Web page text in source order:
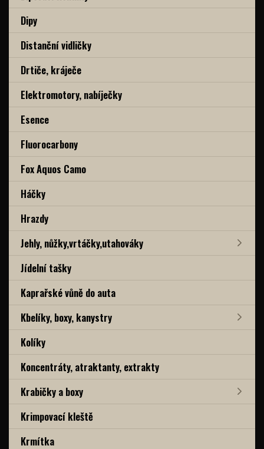
Dipy
Distanční vidličky
Drtiče, kráječe
Elektromotory, nabíječky
Esence
Fluorocarbony
Fox Aquos Camo
Háčky
Hrazdy
Jehly, nůžky,vrtáčky,utahováky
Jídelní tašky
Kaprařské vůně do auta
Kbelíky, boxy, kanystry
Kolíky
Koncentráty, atraktanty, extrakty
Krabičky a boxy
Krimpovací kleště
Krmítka